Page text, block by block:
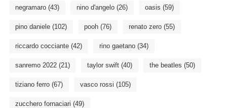
negramaro(43) nino d'angelo(26) oasis (59)
pino daniele(102) pooh(76) renato zero(55)
riccardo cocciante(42) rino gaetano(34)
sanremo 2022(21) taylor swift(40) the beatles (50)
tiziano ferro(67) vasco rossi (105)
zucchero fornaciari (49)